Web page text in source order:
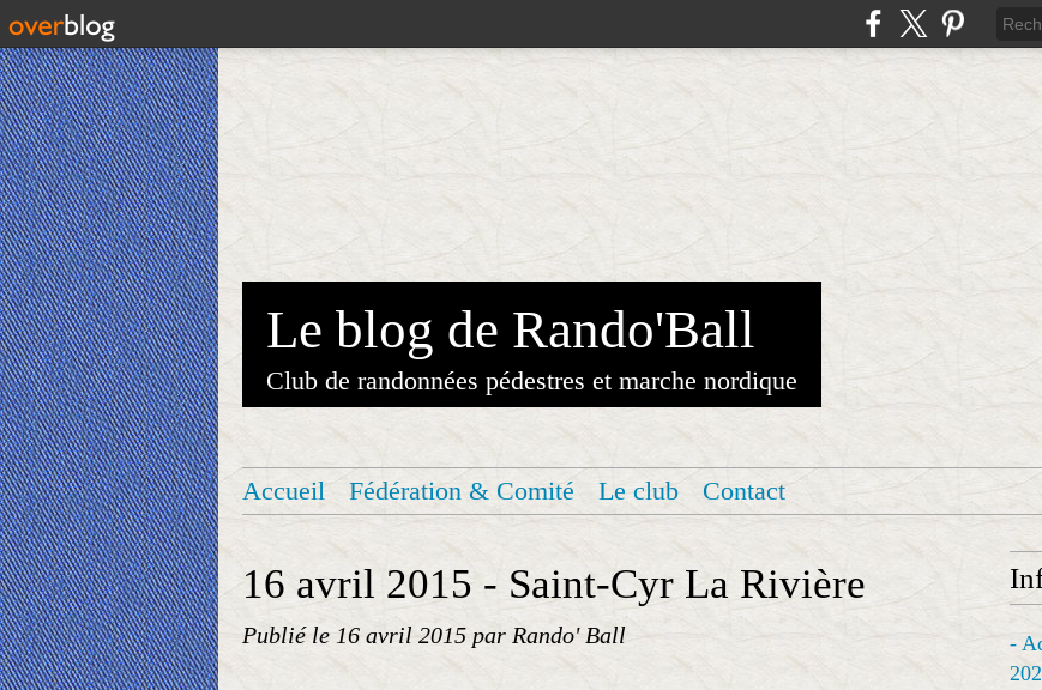
Le blog de Rando'Ball
Club de randonnées pédestres et marche nordique
Accueil Fédération & Comité Le club Contact
16 avril 2015 - Saint-Cyr La Rivière
Publié le 16 avril 2015 par Rando' Ball
-